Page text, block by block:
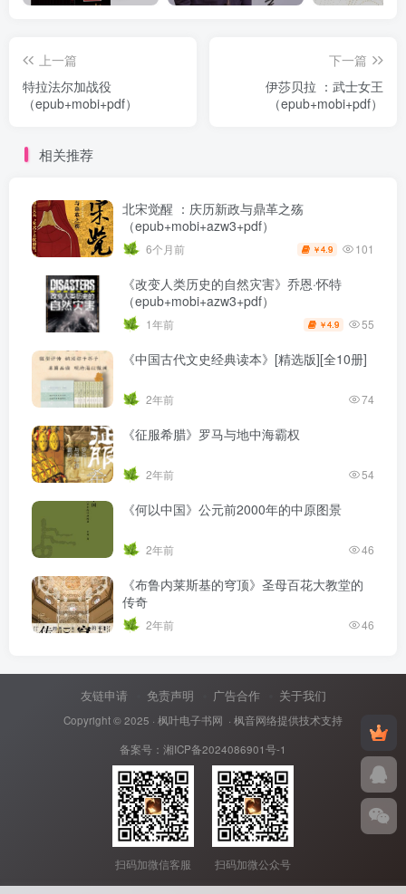
上一篇
特拉法尔加战役
（epub+mobi+pdf）
下一篇
伊莎贝拉 ：武士女王
（epub+mobi+pdf）
相关推荐
北宋觉醒 ：庆历新政与鼎革之殇
（epub+mobi+azw3+pdf）
6个月前 ￥4.9 101
《改变人类历史的自然灾害》乔恩·怀特
（epub+mobi+azw3+pdf）
1年前 ￥4.9 55
《中国古代文史经典读本》[精选版][全10册]
2年前 74
《征服希腊》罗马与地中海霸权
2年前 54
《何以中国》公元前2000年的中原图景
2年前 46
《布鲁内莱斯基的穹顶》圣母百花大教堂的
传奇
2年前 46
友链申请 免责声明 广告合作 关于我们
Copyright © 2025 · 枫叶电子书网 · 枫音网络提供技术支持
备案号： 湘ICP备2024086901号-1
扫码加微信客服 扫码加微公众号